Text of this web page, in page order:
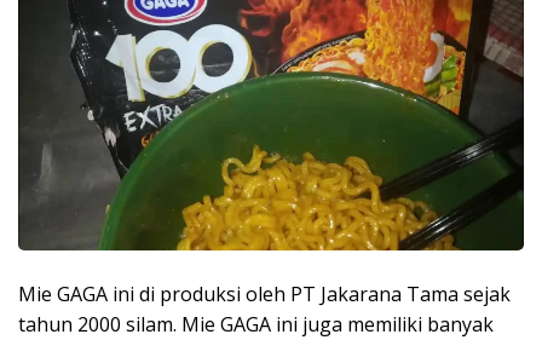
Mie GAGA ini di produksi oleh PT Jakarana Tama sejak
tahun 2000 silam. Mie GAGA ini juga memiliki banyak